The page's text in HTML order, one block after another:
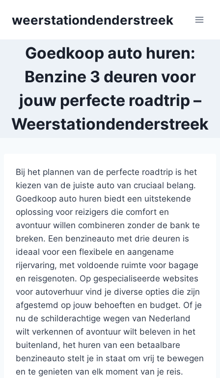
weerstationdenderstreek
Goedkoop auto huren:
Benzine 3 deuren voor
jouw perfecte roadtrip –
Weerstationdenderstreek
Bij het plannen van de perfecte roadtrip is het
kiezen van de juiste auto van cruciaal belang.
Goedkoop auto huren biedt een uitstekende
oplossing voor reizigers die comfort en
avontuur willen combineren zonder de bank te
breken. Een benzineauto met drie deuren is
ideaal voor een flexibele en aangename
rijervaring, met voldoende ruimte voor bagage
en reisgenoten. Op gespecialiseerde websites
voor autoverhuur vind je diverse opties die zijn
afgestemd op jouw behoeften en budget. Of je
nu de schilderachtige wegen van Nederland
wilt verkennen of avontuur wilt beleven in het
buitenland, het huren van een betaalbare
benzineauto stelt je in staat om vrij te bewegen
en te genieten van elk moment van je reis.